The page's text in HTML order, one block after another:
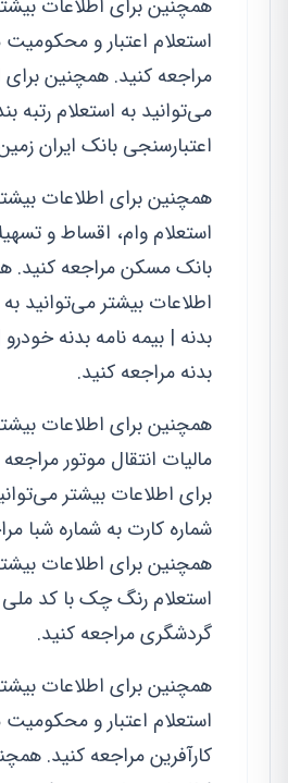
همچنین برای اطلاعات
استعلام اعتبار و
مراجعه کنید. همچنین برای
می‌توانید به استعلام رتبه
اعتبارسنجی بانک ایران
همچنین برای اطلاعات
استعلام وام، اقساط و
بانک مسکن مراجعه کنید.
اطلاعات بیشتر می‌توانید
بدنه | بیمه نامه بدنه
بدنه مراجعه کنید.
همچنین برای اطلاعات
مالیات انتقال موتور
برای اطلاعات بیشتر
شماره کارت به شماره شبا
همچنین برای اطلاعات
استعلام رنگ چک با کد
گردشگری مراجعه کنید.
همچنین برای اطلاعات
استعلام اعتبار و
کارآفرین مراجعه کنید.